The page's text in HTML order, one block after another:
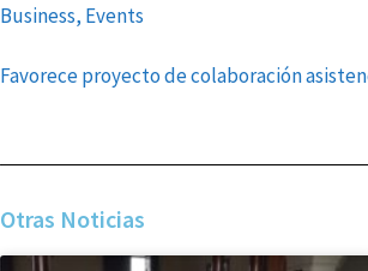
Business, Events
Favorece proyecto de colaboración
Otras Noticias